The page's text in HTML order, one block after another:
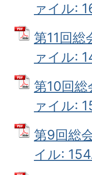
ァイル:
第11回総
ァイル:
第10回
ァイル:
第9回総
イル: